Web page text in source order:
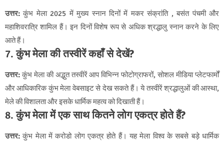
उत्तर: कुंभ मेला 2025 में मुख्य स्नान दिनों में मकर संक्रांति , बसंत पंचमी और
महाशिवरात्रि शामिल हैं। इन दिनों विशेष रूप से अधिक श्रद्धालु स्नान करने के लिए
आते हैं।
7.कुंभ मेला की तस्वीरें कहाँ से देखें?
उत्तर:कुंभ मेला की अद्भुत तस्वीरें आप विभिन्न फोटोग्राफरों, सोशल मीडिया प्लेटफार्मों
और आधिकारिक कुंभ मेला वेबसाइट से देख सकते हैं। ये तस्वीरें श्रद्धालुओं की आस्था,
मेले की विशालता और इसके धार्मिक महत्व को दिखाती हैं।
8.कुंभ मेला में एक साथ कितने लोग एकत्र होते हैं?
उत्तर: कुंभ मेला में करोडो लोग एकत्र होते हैं। यह मेला विश्व के सबसे बड़े धार्मिक